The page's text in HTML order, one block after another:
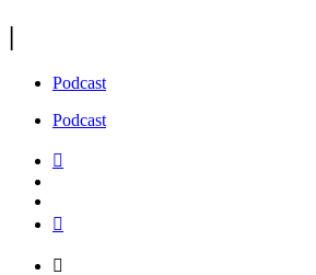
|
Podcast
Podcast